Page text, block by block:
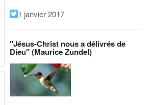
1 janvier 2017
"Jésus-Christ nous a délivrés de
Dieu" (Maurice Zundel)